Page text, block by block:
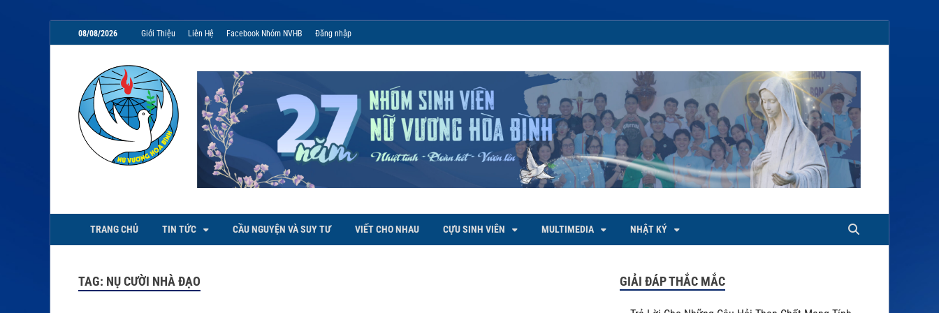
08/08/2026 Giới Thiệu Liên Hệ Facebook Nhóm NVHB Đăng nhập
NVHB.NET
Nhóm Sinh Viên Nữ Vương Hoà Bình
TRANG CHỦ TIN TỨC CẦU NGUYỆN VÀ SUY TƯ VIẾT CHO NHAU CỰU SINH VIÊN MULTIMEDIA NHẬT KÝ
TAG: NỤ CƯỜI NHÀ ĐẠO GIẢI ĐÁP THẮC MẮC